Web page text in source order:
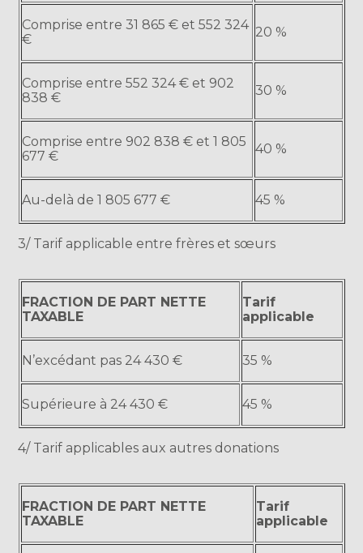
Comprise entre 31 865 € et 552 324
€
20 %
Comprise entre 552 324 € et 902
838 €
30 %
Comprise entre 902 838 € et 1 805
677 €
40 %
Au-delà de 1 805 677 € 45 %
3/ Tarif applicable entre frères et sœurs
FRACTION DE PART NETTE
TAXABLE
Tarif
applicable
N’excédant pas 24 430 € 35 %
Supérieure à 24 430 € 45 %
4/ Tarif applicables aux autres donations
FRACTION DE PART NETTE
TAXABLE
Tarif
applicable